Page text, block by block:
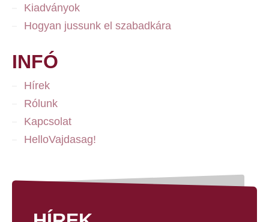
Kiadványok
Hogyan jussunk el szabadkára
INFÓ
Hírek
Rólunk
Kapcsolat
HelloVajdasag!